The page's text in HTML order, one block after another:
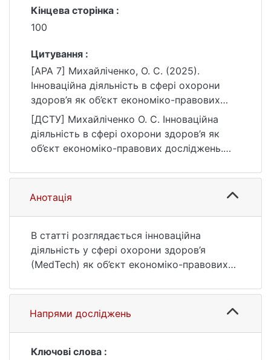
Кінцева сторінка :
100
Цитування :
[APA 7] Михайліченко, О. С. (2025).
Інноваційна діяльність в сфері охорони
здоров’я як об’єкт економіко-правових
досліджень. Knowledge, Education, Law,
Management, 7(75), 93–100.
https://doi.org/10.51647/kelm.2025.7.13
[ДСТУ] Михайліченко О. С. Інноваційна
діяльність в сфері охорони здоров’я як
об’єкт економіко-правових досліджень.
2025. Т. 7, № 75. С. 93—100. DOI:
10.51647/kelm.2025.7.13 (дата звернення:
25.07.2026).
Анотація
В статті розглядається інноваційна
діяльність у сфері охорони здоров’я
(MedTech) як об’єкт економіко-правових
значення MedTech в умовах
повномасштабної війни, медичної реформи
та ухвалення нових законодавчих актів.
міждисциплінарному характері MedTech,
Напрями досліджень
Ключові слова :